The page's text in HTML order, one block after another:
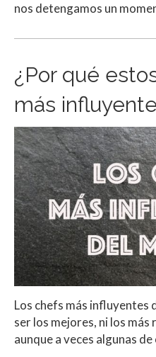
nos detengamos un
¿Por qué
más
Los chefs más influyentes
ser los mejores, ni los más
aunque a veces algunas